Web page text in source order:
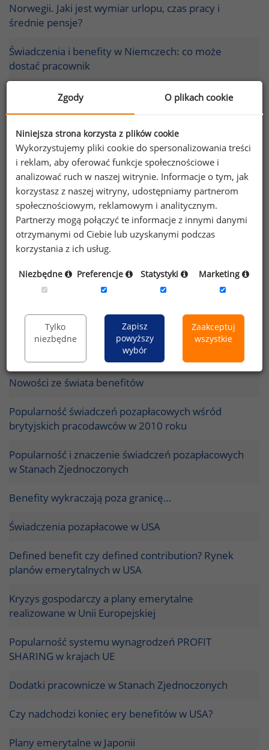
Norwegii. Jaki jest wymiar urlopu, czas pracy i
średnie pensje?
Świadczenia i benefity w Niemczech: co może
dostać pracownik
O świątecznych imprezach firmowych w USA i
Amerykańskie startupy stawiają na oryginalność
benefitów
„Myśl globalnie, działaj lokalnie” – międzynarodowe
wyzwania w zakresie świadczeń pozapłacowych
Benefity w 2011 roku – co oferują Amerykanie w
okresie niepewności?
Najpopularniejsze strategie i działania w zakresie
świadczeń pozapłacowych w 2010 roku
Zasady wynagradzania i najczęściej oferowane
Nowości ze świata benefitów
Popularność świadczeń pozapłacowych wśród
brytyjskich pracodawców w 2010 roku
Popularność i znaczenie świadczeń pozapłacowych
w Stanach Zjednoczonych
Benefity wykraczają poza granicę…
Świadczenia pozapłacowe w USA
Defined benefit czy defined contribution? Rynek
planów emerytalnych w USA
Kryzys gospodarczy a plany emerytalne
realizowane w Unii Europejskiej
Popularność systemu wynagrodzeń PROFIT
SHARING w krajach UE
Dodatki pracownicze w Stanach Zjednoczonych
Czy nadchodzi koniec ery benefitów w USA?
Plany emerytalne w Japonii
Zgody O plikach cookie
Niniejsza strona korzysta z plików cookie
Wykorzystujemy pliki cookie do spersonalizowania treści
i reklam, aby oferować funkcje społecznościowe i
analizować ruch w naszej witrynie. Informacje o tym, jak
korzystasz z naszej witryny, udostępniamy partnerom
społecznościowym, reklamowym i analitycznym.
Partnerzy mogą połączyć te informacje z innymi danymi
otrzymanymi od Ciebie lub uzyskanymi podczas
korzystania z ich usług.
Niezbędne Preferencje Statystyki Marketing
Tylko
niezbędne
Zapisz
powyższy
wybór
Zaakceptuj
wszystkie